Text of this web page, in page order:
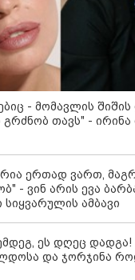
- მომავლის
თავს" - ირინა
ერთად ვართ,
- ვინ არის ევა
ამბავი
ეს დღეც დადგა!
და ჯორჯინა